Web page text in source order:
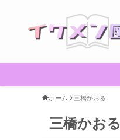
ホーム 三橋かおる
三橋かおる